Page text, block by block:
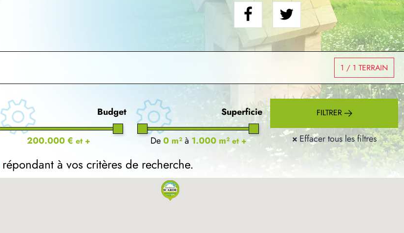
1 / 1 TERRAIN
Budget
200.000 € et +
Superficie
De0 m²à 1.000 m² et +
FILTRER
× Effacer tous les filtres
répondant à vos critères de recherche.